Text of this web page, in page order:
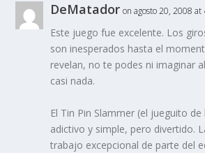
DeMatador on agosto 20, 2008 at
Este juego fue excelente. Los
son inesperados hasta el
revelan, no te podes ni imaginar
casi nada.
El Tin Pin Slammer (el jueguito
adictivo y simple, pero divertido.
trabajo excepcional de parte del